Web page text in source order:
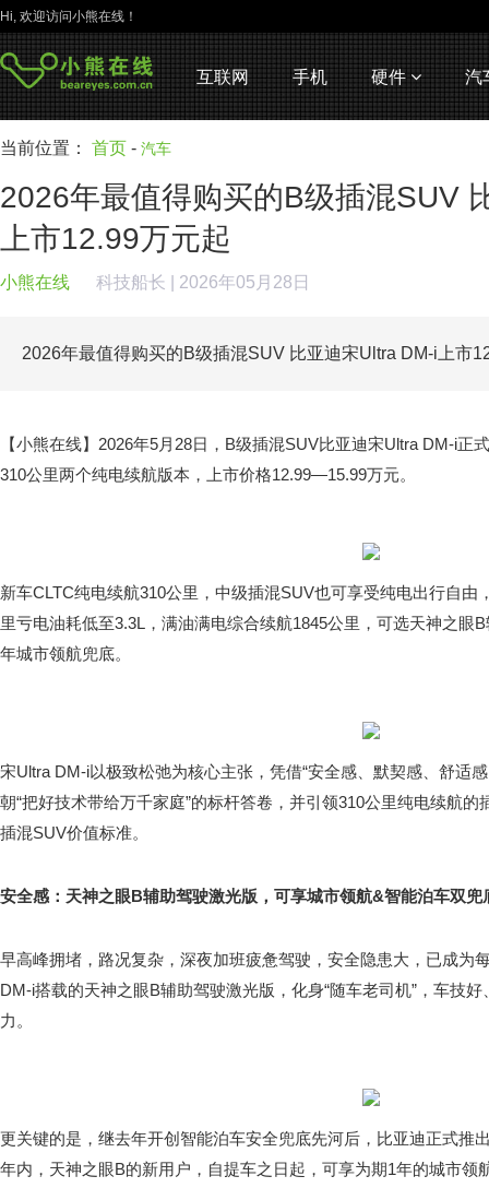
Hi, 欢迎访问小熊在线！
互联网 手机 硬件 汽
当前位置： 首页 - 汽车
2026年最值得购买的B级插混SUV
上市12.99万元起
小熊在线 科技船长 | 2026年05月28日
2026年最值得购买的B级插混SUV 比亚迪宋Ultra DM-i上市
【小熊在线】2026年5月28日，B级插混SUV比亚迪宋Ultra DM-i正
310公里两个纯电续航版本，上市价格12.99—15.99万元。
新车CLTC纯电续航310公里，中级插混SUV也可享受纯电出行自由
里亏电油耗低至3.3L，满油满电综合续航1845公里，可选天神之眼
年城市领航兜底。
宋Ultra DM-i以极致松弛为核心主张，凭借“安全感、默契感、舒适
朝“把好技术带给万千家庭”的标杆答卷，并引领310公里纯电续航
插混SUV价值标准。
安全感：天神之眼B辅助驾驶激光版，可享城市领航&智能泊车双兜
早高峰拥堵，路况复杂，深夜加班疲惫驾驶，安全隐患大，已成为
DM-i搭载的天神之眼B辅助驾驶激光版，化身“随车老司机”，车技
力。
更关键的是，继去年开创智能泊车安全兜底先河后，比亚迪正式推
年内，天神之眼B的新用户，自提车之日起，可享为期1年的城市领